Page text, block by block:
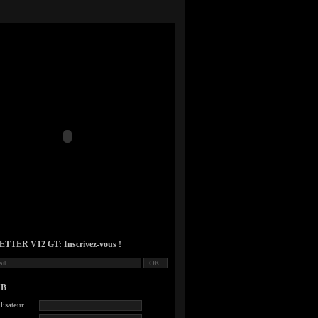
V12 GT: Inscrivez-vous !